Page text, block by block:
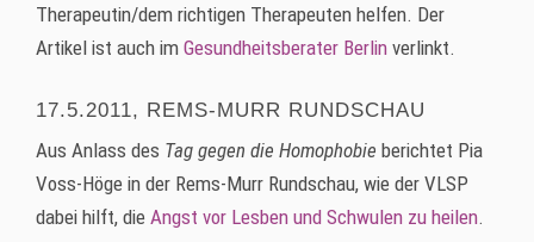
Therapeutin/dem richtigen Therapeuten helfen. Der
Artikel ist auch im Gesundheitsberater Berlin verlinkt.
17.5.2011, REMS-MURR RUNDSCHAU
Aus Anlass des Tag gegen die Homophobie berichtet Pia
Voss-Höge in der Rems-Murr Rundschau, wie der VLSP
dabei hilft, die Angst vor Lesben und Schwulen zu heilen.